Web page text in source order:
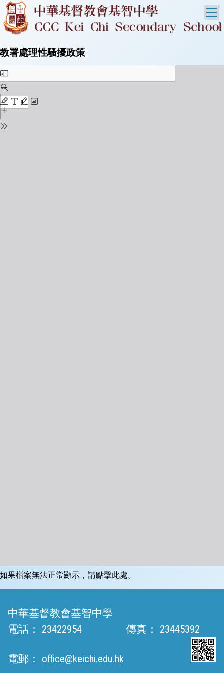
教署處理性騷擾政策
如果檔案無法正常顯示，請點擊此處。
中華基督教會基智中學
電話：
23422954 傳真： 23445392
電郵： office@keichi.edu.hk